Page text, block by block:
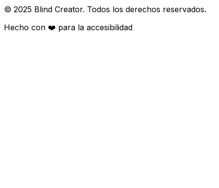
© 2025 Blind Creator. Todos los derechos reservados.
Hecho con ❤️ para la accesibilidad